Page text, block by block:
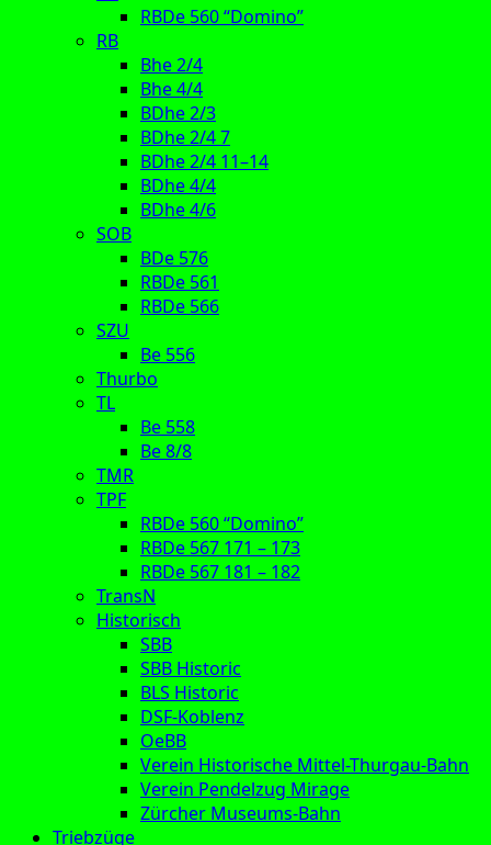
RBDe 560 “Domino”
RB
Bhe 2/4
Bhe 4/4
BDhe 2/3
BDhe 2/4 7
BDhe 2/4 11–14
BDhe 4/4
BDhe 4/6
SOB
BDe 576
RBDe 561
RBDe 566
SZU
Be 556
Thurbo
TL
Be 558
Be 8/8
TMR
TPF
RBDe 560 “Domino”
RBDe 567 171 – 173
RBDe 567 181 – 182
TransN
Historisch
SBB
SBB Historic
BLS Historic
DSF-Koblenz
OeBB
Verein Historische Mittel-Thurgau-Bahn
Verein Pendelzug Mirage
Zürcher Museums-Bahn
Triebzüge